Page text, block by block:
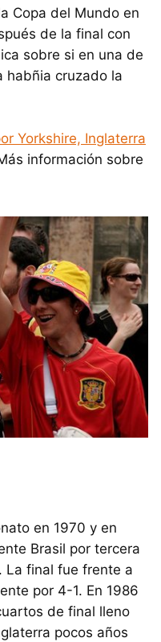
Copa del Mundo en
de la final con
sobre si en una de
habñia cruzado la
Yorkshire, Inglaterra
información sobre
en 1970 y en
Brasil por tercera
La final fue frente a
por 4-1. En 1986
de final lleno
pocos años